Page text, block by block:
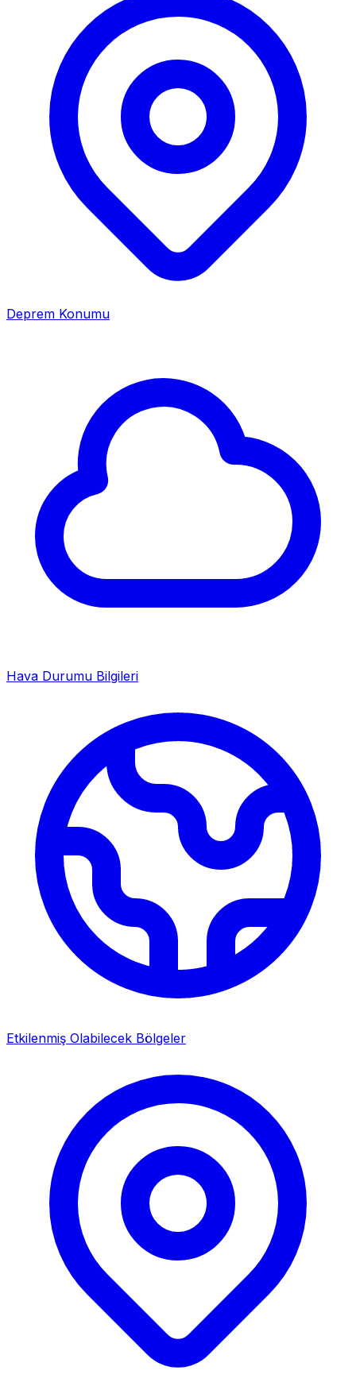
Deprem Konumu
Hava Durumu Bilgileri
Etkilenmiş Olabilecek Bölgeler